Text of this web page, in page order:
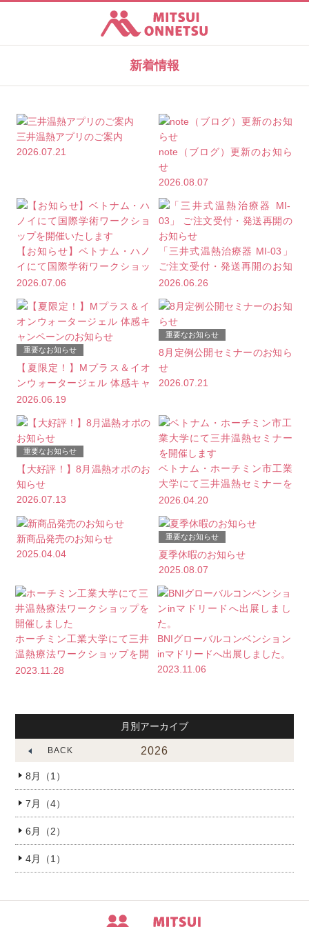
新着情報
三井温熱アプリのご案内
2026.07.21
note（ブログ）更新のお知ら
せ
2026.08.07
【お知らせ】ベトナム・ハノ
イにて国際学術ワークショッ
プを開催いたします
2026.07.06
「三井式温熱治療器 MI-03」
ご注文受付・発送再開のお知
らせ
2026.06.26
重要なお知らせ
【夏限定！】Mプラス＆イオ
ンウォータージェル 体感キャ
ンペーンのお知らせ
2026.06.19
重要なお知らせ
8月定例公開セミナーのお知ら
せ
2026.07.21
重要なお知らせ
【大好評！】8月温熱オポのお
知らせ
2026.07.13
ベトナム・ホーチミン市工業
大学にて三井温熱セミナーを
開催します
2026.04.20
新商品発売のお知らせ
2025.04.04
重要なお知らせ
夏季休暇のお知らせ
2025.08.07
ホーチミン工業大学にて三井
温熱療法ワークショップを開
催しました
2023.11.28
BNIグローバルコンベンション
inマドリードへ出展しました。
2023.11.06
月別アーカイブ
BACK 2026
8月（1）
7月（4）
6月（2）
4月（1）